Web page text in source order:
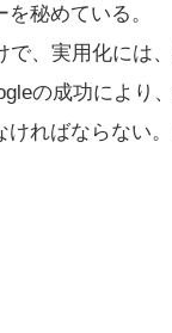
秘めている。
、実用化には
の成功により
ればならない